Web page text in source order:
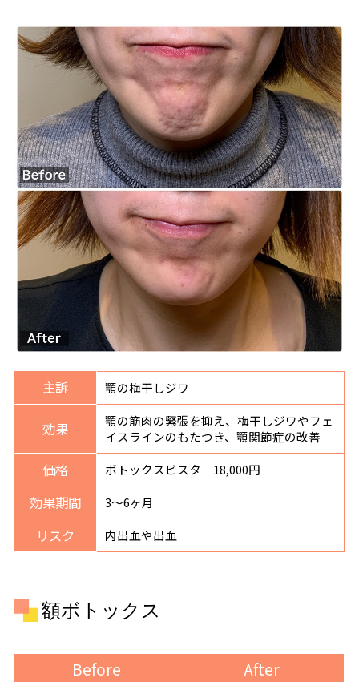
主訴 顎の梅干しジワ
効果
顎の筋肉の緊張を抑え、梅干しジワやフェ
イスラインのもたつき、顎関節症の改善
価格 ボトックスビスタ 18,000円
効果期間 3〜6ヶ月
リスク 内出血や出血
額ボトックス
Before After